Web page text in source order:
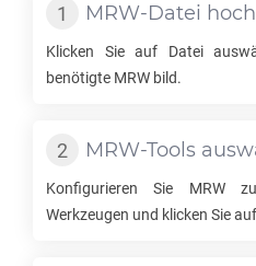
MRW-Datei
Klicken Sie auf Datei
benötigte MRW bild.
MRW-Tools
Konfigurieren Sie MRW
Werkzeugen und klicken Sie